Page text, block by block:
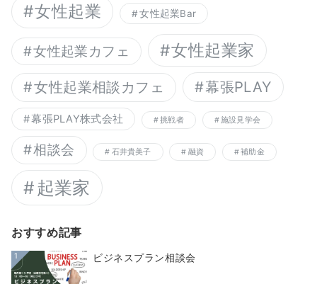
女性起業 女性起業Bar
女性起業カフェ 女性起業家
女性起業相談カフェ 幕張PLAY
幕張PLAY株式会社 挑戦者 施設見学会
相談会 石井貴美子 融資 補助金
起業家
おすすめ記事
1 ビジネスプラン相談会